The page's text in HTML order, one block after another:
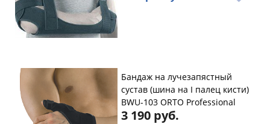
Бандаж на лучезапястный
сустав (шина на I палец кисти)
BWU-103 ORTO Professional
3 190 руб.